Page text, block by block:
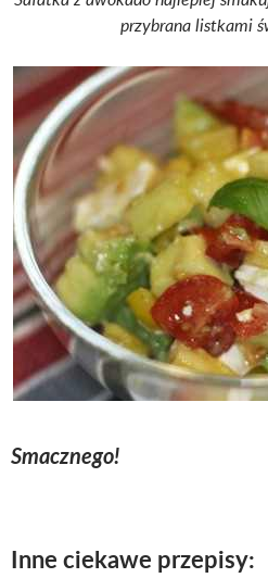
przybrana listkami
Smacznego!
Inne ciekawe przepisy: